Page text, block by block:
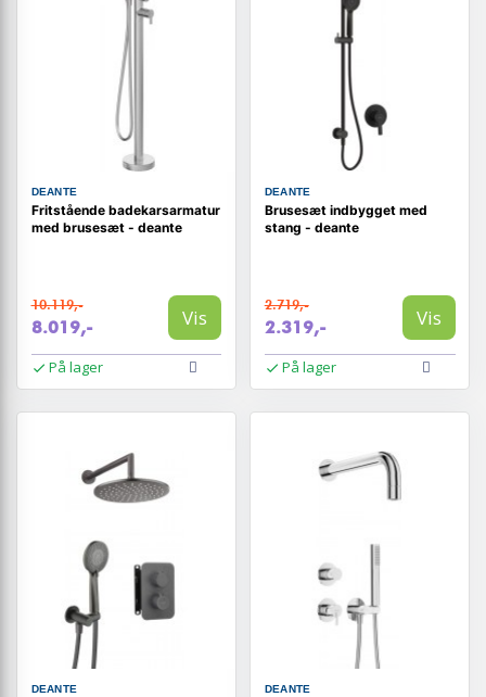
DEANTE
Fritstående badekarsarmatur
med brusesæt - deante
10.119,-
8.019,- Vis
På lager
DEANTE
Brusesæt indbygget med
stang - deante
2.719,-
2.319,- Vis
På lager
DEANTE DEANTE